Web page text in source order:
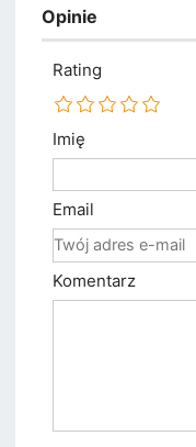
Opinie
Rating
Imię
Email
Komentarz